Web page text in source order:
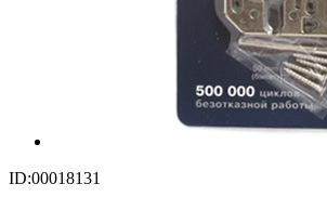
ID:00018131